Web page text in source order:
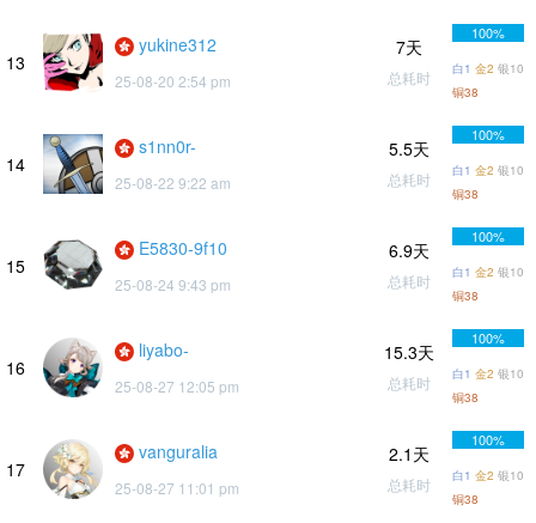
13
yukine312
25-08-20 2:54 pm
7天
总耗时
100%
白1 金2 银10
铜38
14
s1nn0r-
25-08-22 9:22 am
5.5天
总耗时
100%
白1 金2 银10
铜38
15
E5830-9f10
25-08-24 9:43 pm
6.9天
总耗时
100%
白1 金2 银10
铜38
16
liyabo-
25-08-27 12:05 pm
15.3天
总耗时
100%
白1 金2 银10
铜38
17
vanguralia
25-08-27 11:01 pm
2.1天
总耗时
100%
白1 金2 银10
铜38